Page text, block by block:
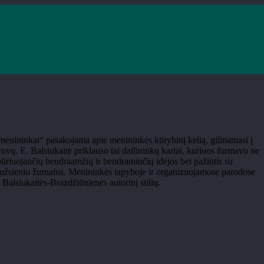
pasakojama apie menininkės kūrybinį kelią, gilinamasi į
E. Balsiukaitė priklauso tai dailininkų kartai, kuriuos formavo ne
bendraamžių ir bendraminčių idėjos bei pažintis su
žurnalus. Menininkės tapyboje ir organizuojamose parodose
Brazdžiūnienės autorinį stilių.